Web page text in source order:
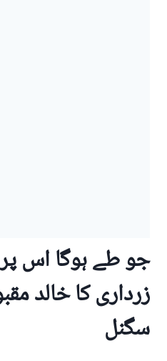
جو طے ہوگا اس
زرداری کا خالد
سگنل